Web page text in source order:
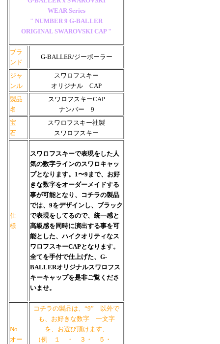
WEAR Series
" NUMBER 9 G-BALLER
ORIGINAL SWAROVSKI CAP "
ブラ
ンド
G-BALLER/ジーボーラー
ジャ
ンル
スワロフスキー
オリジナル CAP
製品
名
スワロフスキーCAP
ナンバー 9
宝
石
スワロフスキー社製
スワロフスキー
仕
様
スワロフスキーで表現をした人
気の数字ラインのスワロキャッ
プとなります。1〜9まで、お好
きな数字をオーダーメイドする
事が可能となり、コチラの製品
では、9をデザインし、ブラック
で表現をしてるので、統一感と
高級感を同時に演出する事を可
能とした、ハイクオリティなス
ワロフスキーCAPとなります。
全てを手付で仕上げた、G-
BALLERオリジナルスワロフス
キーキャップを是非ご覧くださ
いませ。
No
オー
コチラの製品は、“9” 以外で
も、お好きな数字 一文字
を、お選び頂けます、
（例 １ ・ ３・ ５・